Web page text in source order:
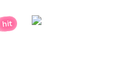
hit